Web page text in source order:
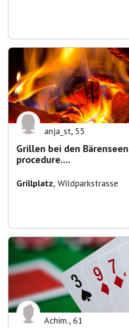
anja_st, 55
Grillen bei den
procedure....
Grillplatz, Wildparkstrasse
Achim., 61